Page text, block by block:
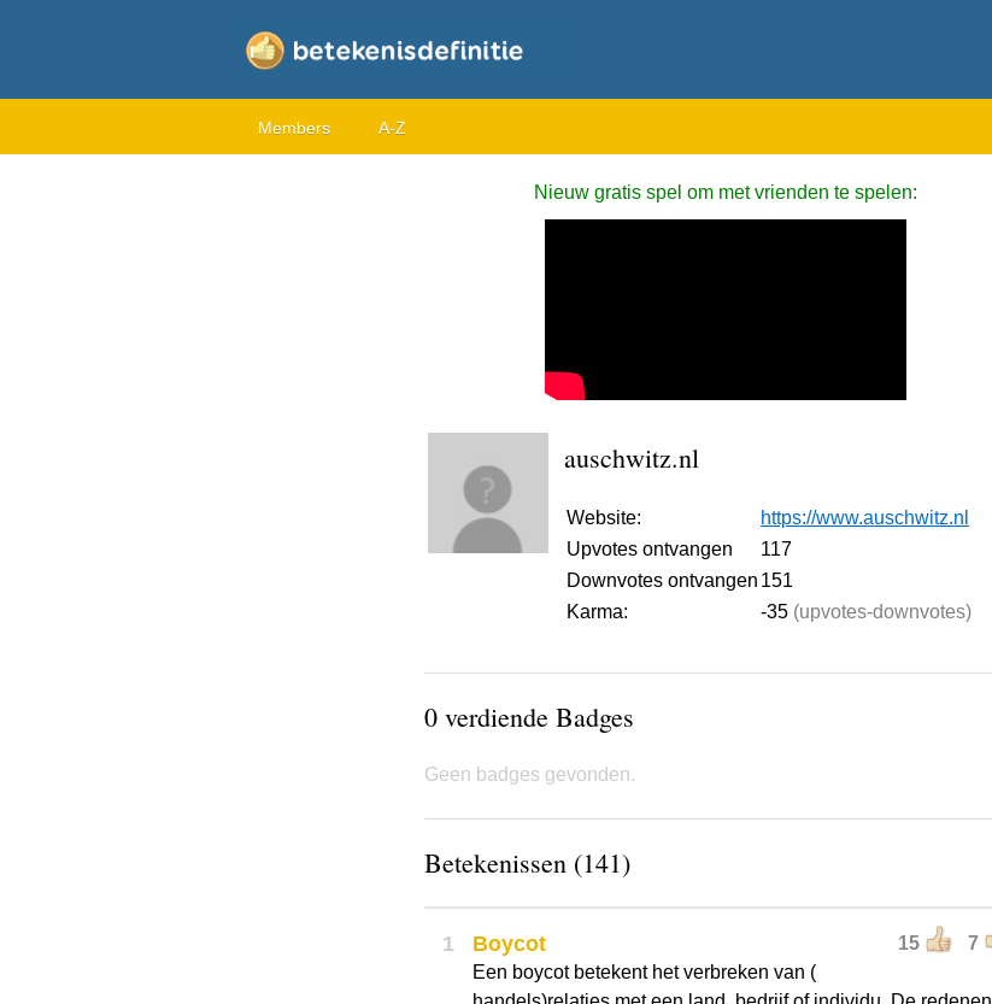
Members A-Z
Nieuw gratis spel om met vrienden te spelen:
auschwitz.nl
Website:
https://www.auschwitz.nl
Upvotes ontvangen
117
Downvotes ontvangen 151
Karma:
-35 (upvotes-downvotes)
0 verdiende Badges
Geen badges gevonden.
Betekenissen (141)
1 15 7
Boycot
Een boycot betekent het verbreken van (